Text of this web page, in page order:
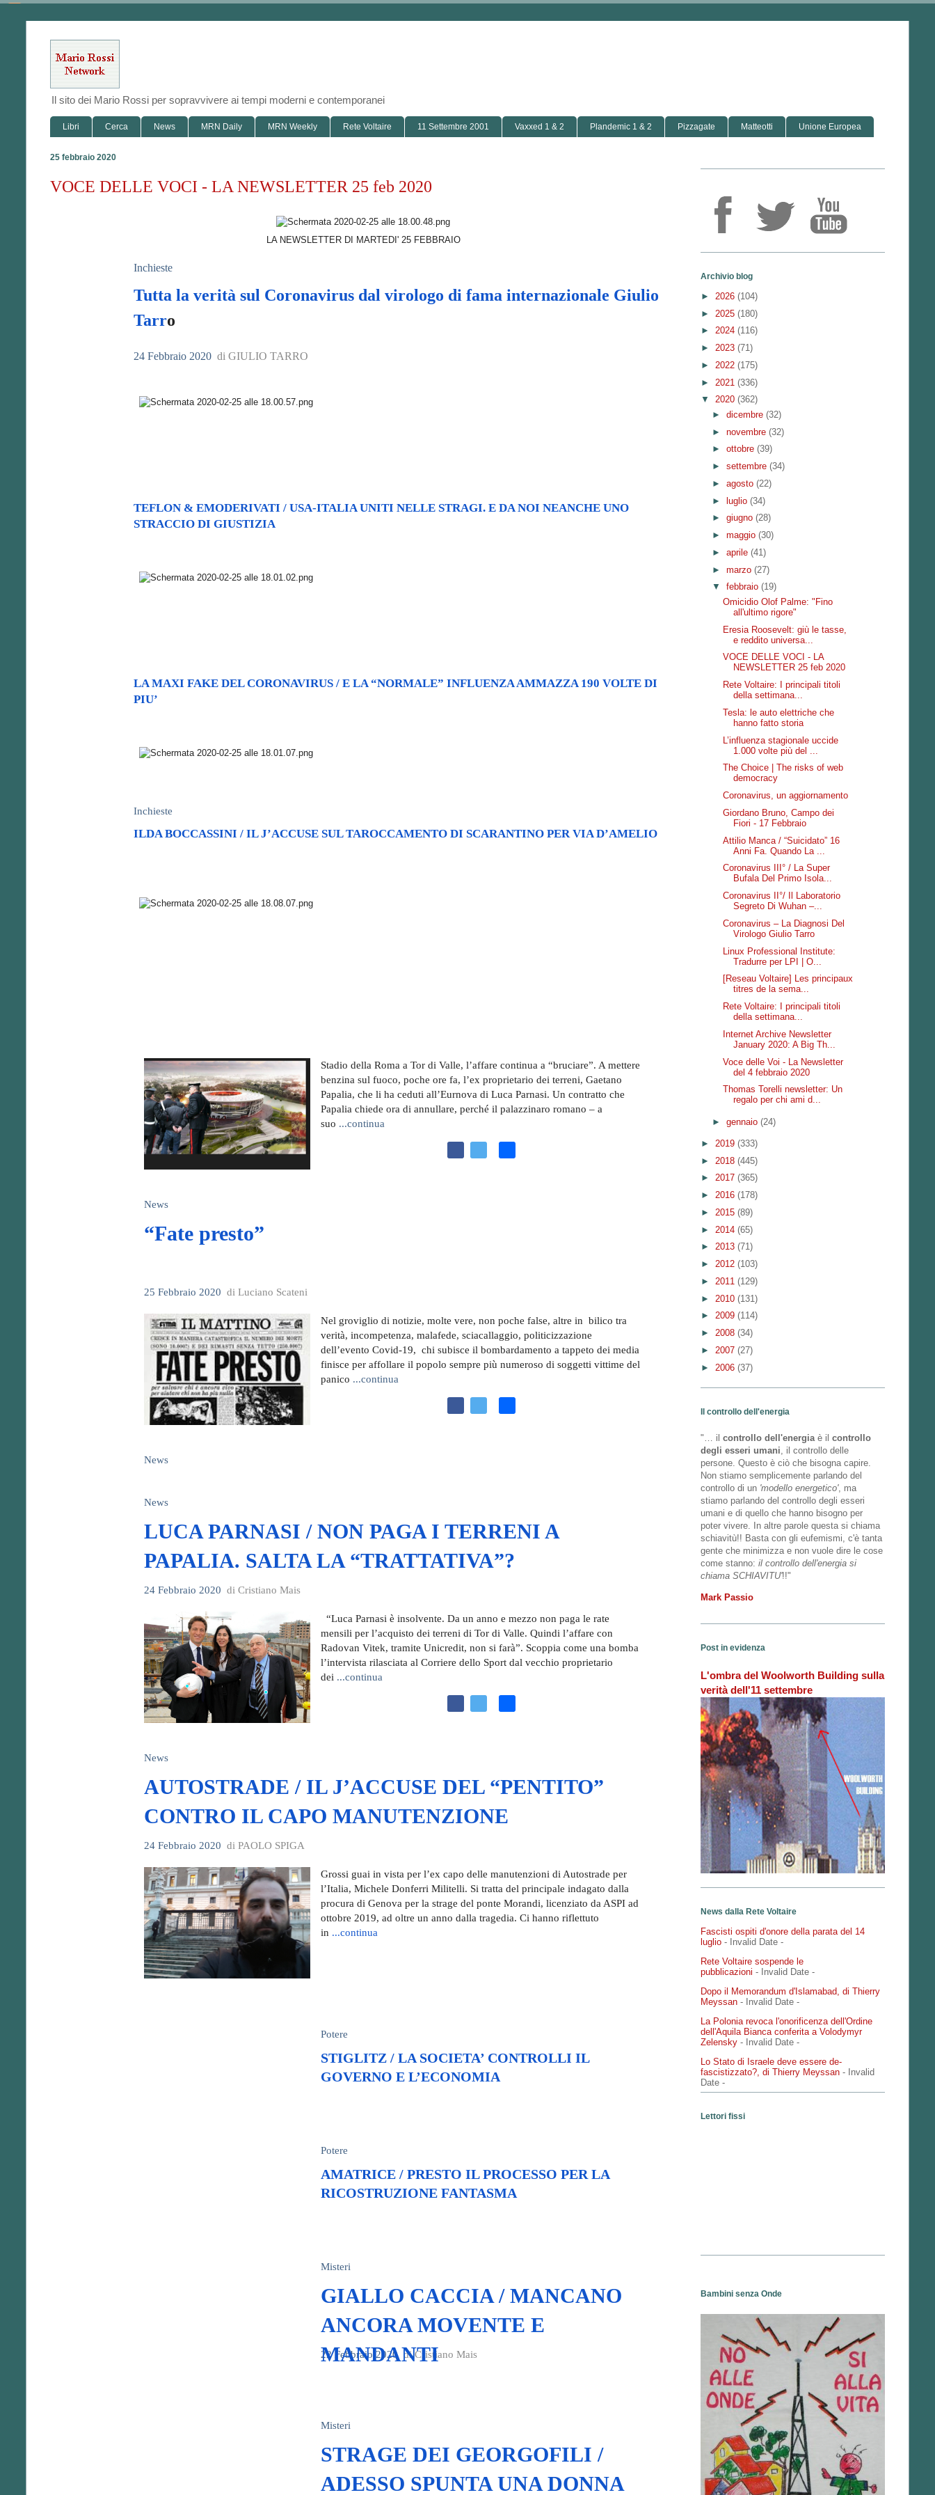
Il sito dei Mario Rossi per sopravvivere ai tempi moderni e contemporanei
Libri Cerca News MRN Daily MRN Weekly Rete Voltaire 11 Settembre 2001 Vaxxed 1 & 2 Plandemic 1 & 2 Pizzagate Matteotti Unione Europea
25 febbraio 2020
VOCE DELLE VOCI - LA NEWSLETTER 25 feb 2020
LA NEWSLETTER DI MARTEDI' 25 FEBBRAIO
Inchieste
Tutta la verità sul Coronavirus dal virologo di fama internazionale Giulio
Tarro
24 Febbraio 2020 di GIULIO TARRO
TEFLON & EMODERIVATI / USA-ITALIA UNITI NELLE STRAGI. E DA NOI NEANCHE UNO
STRACCIO DI GIUSTIZIA
LA MAXI FAKE DEL CORONAVIRUS / E LA “NORMALE” INFLUENZA AMMAZZA 190 VOLTE DI
PIU’
Inchieste
ILDA BOCCASSINI / IL J’ACCUSE SUL TAROCCAMENTO DI SCARANTINO PER VIA D’AMELIO
Stadio della Roma a Tor di Valle, l’affare continua a “bruciare”. A mettere
benzina sul fuoco, poche ore fa, l’ex proprietario dei terreni, Gaetano
Papalia, che li ha ceduti all’Eurnova di Luca Parnasi. Un contratto che
Papalia chiede ora di annullare, perché il palazzinaro romano – a
suo ...continua
News
“Fate presto”
25 Febbraio 2020 di Luciano Scateni
Nel groviglio di notizie, molte vere, non poche false, altre in bilico tra
verità, incompetenza, malafede, sciacallaggio, politicizzazione
dell’evento Covid-19, chi subisce il bombardamento a tappeto dei media
finisce per affollare il popolo sempre più numeroso di soggetti vittime del
panico ...continua
k
d
News
News
LUCA PARNASI / NON PAGA I TERRENI A
PAPALIA. SALTA LA “TRATTATIVA”?
24 Febbraio 2020 di Cristiano Mais
“Luca Parnasi è insolvente. Da un anno e mezzo non paga le rate
mensili per l’acquisto dei terreni di Tor di Valle. Quindi l’affare con
Radovan Vitek, tramite Unicredit, non si farà”. Scoppia come una bomba
l’intervista rilasciata al Corriere dello Sport dal vecchio proprietario
dei ...continua
b
o
r
i
News
AUTOSTRADE / IL J’ACCUSE DEL “PENTITO”
CONTRO IL CAPO MANUTENZIONE
24 Febbraio 2020 di PAOLO SPIGA
Grossi guai in vista per l’ex capo delle manutenzioni di Autostrade per
l’Italia, Michele Donferri Militelli. Si tratta del principale indagato dalla
procura di Genova per la strage del ponte Morandi, licenziato da ASPI ad
ottobre 2019, ad oltre un anno dalla tragedia. Ci hanno riflettuto
in ...continua
Potere
STIGLITZ / LA SOCIETA’ CONTROLLI IL
GOVERNO E L’ECONOMIA
Potere
AMATRICE / PRESTO IL PROCESSO PER LA
RICOSTRUZIONE FANTASMA
Misteri
GIALLO CACCIA / MANCANO
ANCORA MOVENTE E
MANDANTI
22 Febbraio 2020di Cristiano Mais
Misteri
STRAGE DEI GEORGOFILI /
ADESSO SPUNTA UNA DONNA
Archivio blog
► 2026 (104)
► 2025 (180)
► 2024 (116)
► 2023 (71)
► 2022 (175)
► 2021 (336)
▼ 2020 (362)
► dicembre (32)
► novembre (32)
► ottobre (39)
► settembre (34)
► agosto (22)
► luglio (34)
► giugno (28)
► maggio (30)
► aprile (41)
► marzo (27)
▼ febbraio (19)
Omicidio Olof Palme: "Fino
all'ultimo rigore"
Eresia Roosevelt: giù le tasse,
e reddito universa...
VOCE DELLE VOCI - LA
NEWSLETTER 25 feb 2020
Rete Voltaire: I principali titoli
della settimana...
Tesla: le auto elettriche che
hanno fatto storia
L’influenza stagionale uccide
1.000 volte più del ...
The Choice | The risks of web
democracy
Coronavirus, un aggiornamento
Giordano Bruno, Campo dei
Fiori - 17 Febbraio
Attilio Manca / “Suicidato” 16
Anni Fa. Quando La ...
Coronavirus III° / La Super
Bufala Del Primo Isola...
Coronavirus II°/ Il Laboratorio
Segreto Di Wuhan –...
Coronavirus – La Diagnosi Del
Virologo Giulio Tarro
Linux Professional Institute:
Tradurre per LPI | O...
[Reseau Voltaire] Les principaux
titres de la sema...
Rete Voltaire: I principali titoli
della settimana...
Internet Archive Newsletter
January 2020: A Big Th...
Voce delle Voi - La Newsletter
del 4 febbraio 2020
Thomas Torelli newsletter: Un
regalo per chi ami d...
► gennaio (24)
► 2019 (333)
► 2018 (445)
► 2017 (365)
► 2016 (178)
► 2015 (89)
► 2014 (65)
► 2013 (71)
► 2012 (103)
► 2011 (129)
► 2010 (131)
► 2009 (114)
► 2008 (34)
► 2007 (27)
► 2006 (37)
Il controllo dell'energia
"… il controllo dell'energiaè il controllo
degli esseri umani, il controllo delle
persone. Questo è ciò che bisogna capire.
Non stiamo semplicemente parlando del
controllo di un 'modello energetico', ma
stiamo parlando del controllo degli esseri
umani e di quello che hanno bisogno per
poter vivere. In altre parole questa si chiama
schiavitù!! Basta con gli eufemismi, c'è tanta
gente che minimizza e non vuole dire le cose
come stanno: il controllo dell'energia si
chiama SCHIAVITU'!!"
Mark Passio
Post in evidenza
L'ombra del Woolworth Building sulla
verità dell'11 settembre
News dalla Rete Voltaire
Fascisti ospiti d'onore della parata del 14
luglio - Invalid Date -
Rete Voltaire sospende le
pubblicazioni - Invalid Date -
Dopo il Memorandum d'Islamabad, di Thierry
Meyssan - Invalid Date -
La Polonia revoca l'onorificenza dell'Ordine
dell'Aquila Bianca conferita a Volodymyr
Zelensky - Invalid Date -
Lo Stato di Israele deve essere de-
fascistizzato?, di Thierry Meyssan - Invalid
Date -
Lettori fissi
Bambini senza Onde